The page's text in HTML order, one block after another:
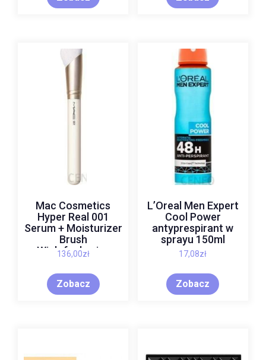
Mac Cosmetics
Hyper Real 001
Serum + Moisturizer
Brush
Wielofunkcyjny
Pędzel Do Aplikacji
Bazy Pod Podkład
136,00zł
Zobacz
L’Oreal Men Expert
Cool Power
antyprespirant w
sprayu 150ml
17,08zł
Zobacz